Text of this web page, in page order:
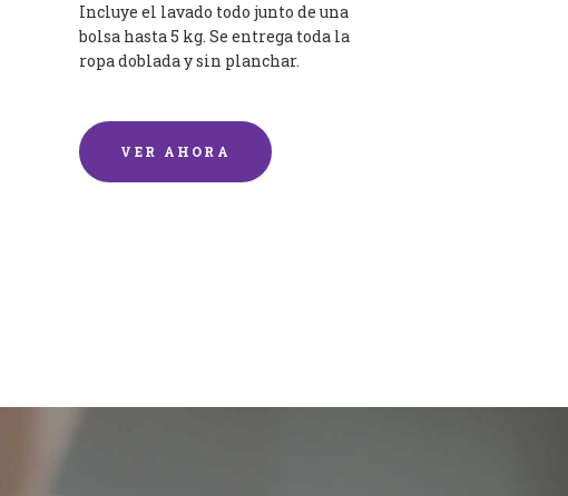
Incluye el lavado todo junto de una
bolsa hasta 5 kg. Se entrega toda la
ropa doblada y sin planchar.
VER AHORA